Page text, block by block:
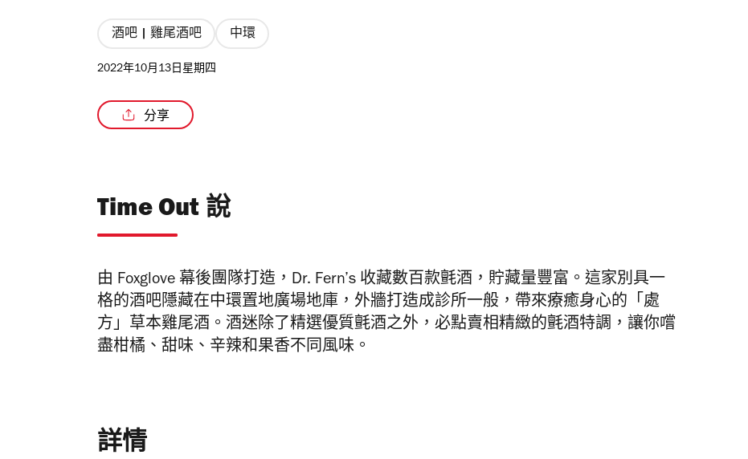
酒吧 | 雞尾酒吧 中環
2022年10月13日星期四
分享
Time Out 說
由 Foxglove 幕後團隊打造，Dr. Fern’s 收藏數百款氈酒，貯藏量豐富。這家別具一
格的酒吧隱藏在中環置地廣場地庫，外牆打造成診所一般，帶來療癒身心的「處
方」草本雞尾酒。酒迷除了精選優質氈酒之外，必點賣相精緻的氈酒特調，讓你嚐
盡柑橘、甜味、辛辣和果香不同風味。
詳情